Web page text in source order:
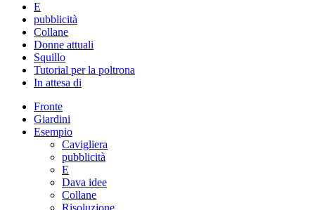
E
pubblicità
Collane
Donne attuali
Squillo
Tutorial per la poltrona
In attesa di
Fronte
Giardini
Esempio
Cavigliera
pubblicità
E
Dava idee
Collane
Risoluzione